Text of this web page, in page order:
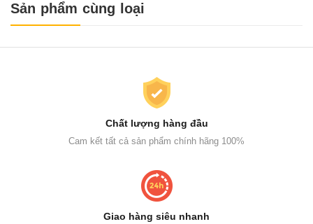
Sản phẩm cùng loại
Chất lượng hàng đầu
Cam kết tất cả sản phẩm chính hãng 100%
Giao hàng siêu nhanh